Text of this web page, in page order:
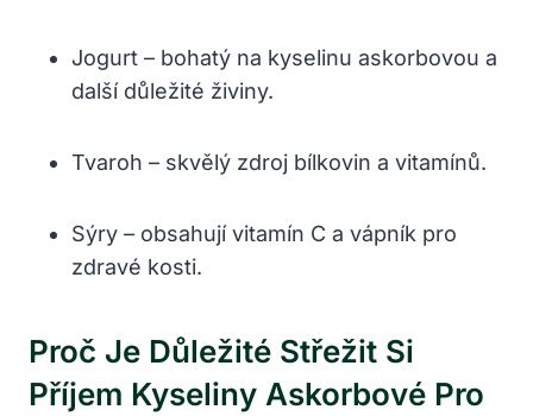
Jogurt – bohatý na kyselinu askorbovou a
další důležité živiny.
Tvaroh – skvělý zdroj bílkovin a vitamínů.
Sýry – obsahují vitamín C a vápník pro
zdravé kosti.
Proč Je Důležité Střežit Si
Příjem Kyseliny Askorbové Pro